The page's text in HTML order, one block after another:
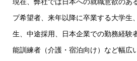
プ希望者、来年以降に卒業する大学生
生、中途採用、日本企業での勤務経験
能訓練者（介護・宿泊向け）など幅広